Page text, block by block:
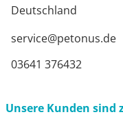
Deutschland
service@petonus.de
03641 376432
Unsere Kunden sind